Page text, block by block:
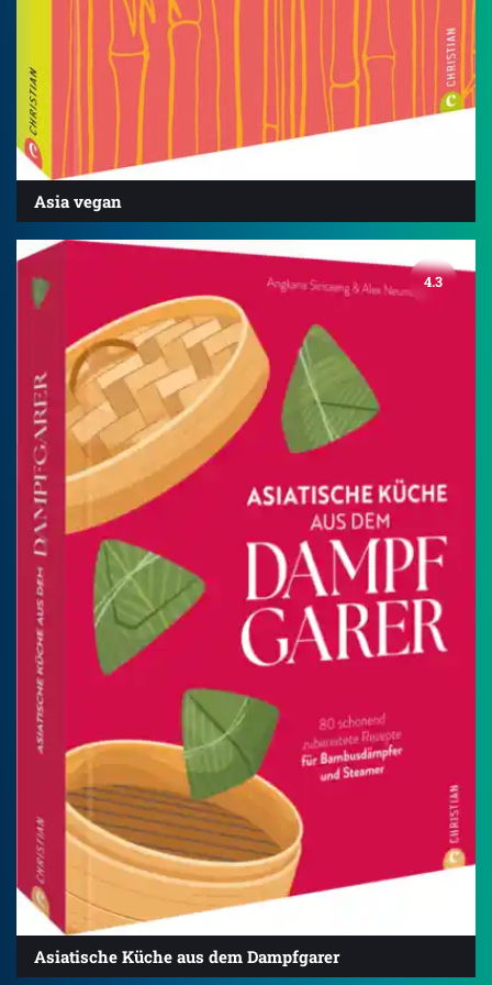
Asia vegan
4.3
Asiatische Küche aus dem Dampfgarer